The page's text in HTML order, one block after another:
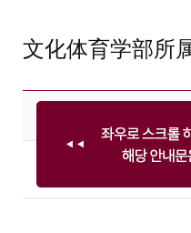
文化体育学部所